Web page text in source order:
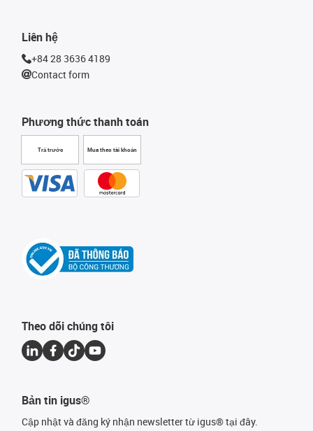
Phương thức thanh toán
Trả trước Mua theo tài khoản
Liên hệ
+84 28 3636 4189
Contact form
Theo dõi chúng tôi
Bản tin igus®
Cập nhật và đăng ký nhận newsletter từ igus® tại đây.